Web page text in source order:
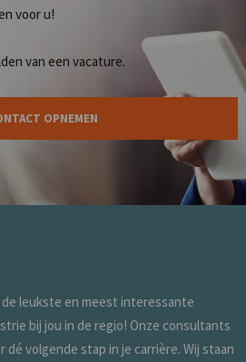
voor u!
van een vacature.
OPNEMEN
leukste en meest interessante
bij jou in de regio! Onze consultants
dé volgende stap in je carrière. Wij staan